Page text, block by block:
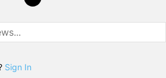
Sign In